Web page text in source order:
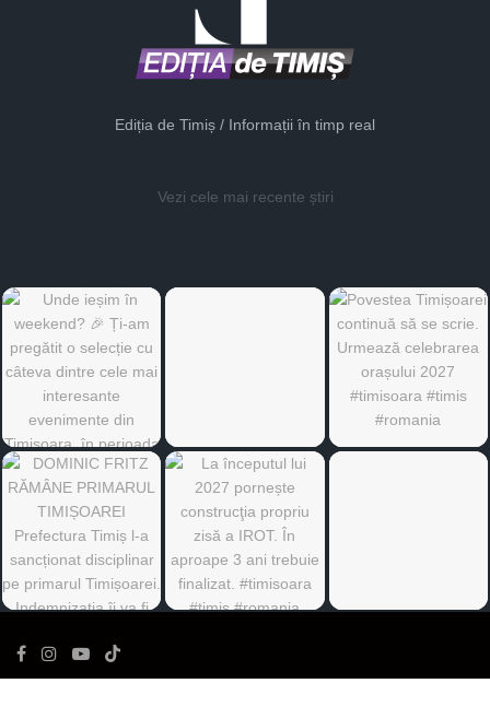
Ediția de Timiș / Informații în timp real
Vezi cele mai recente știri